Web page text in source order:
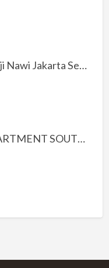
Kost MRT Haji Nawi Jakarta Selatan
SERVICE APARTMENT SOUTH RESIDENCE